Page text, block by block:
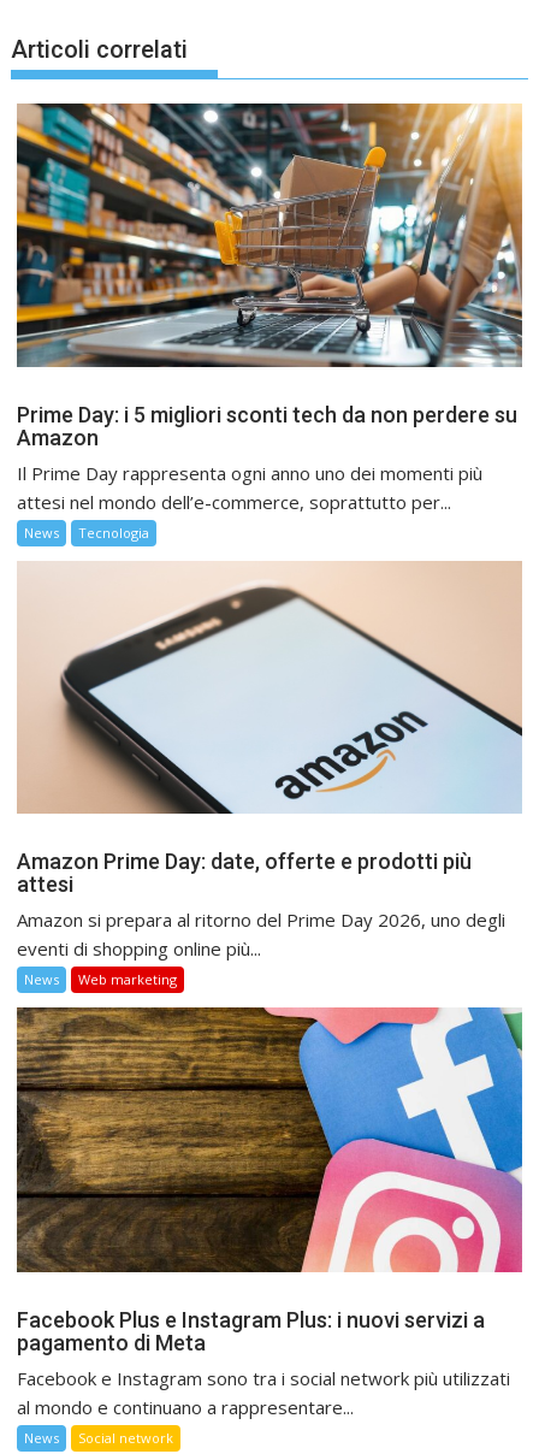
Articoli correlati
Prime Day: i 5 migliori sconti tech da non perdere su
Amazon
Il Prime Day rappresenta ogni anno uno dei momenti più
attesi nel mondo dell’e-commerce, soprattutto per...
News Tecnologia
Amazon Prime Day: date, offerte e prodotti più
attesi
Amazon si prepara al ritorno del Prime Day 2026, uno degli
eventi di shopping online più...
News Web marketing
Facebook Plus e Instagram Plus: i nuovi servizi a
pagamento di Meta
Facebook e Instagram sono tra i social network più utilizzati
al mondo e continuano a rappresentare...
News Social network